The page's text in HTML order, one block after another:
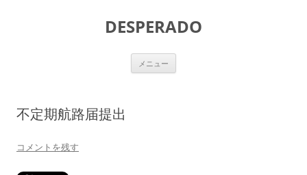
DESPERADO
メニュー
不定期航路届提出
コメントを残す